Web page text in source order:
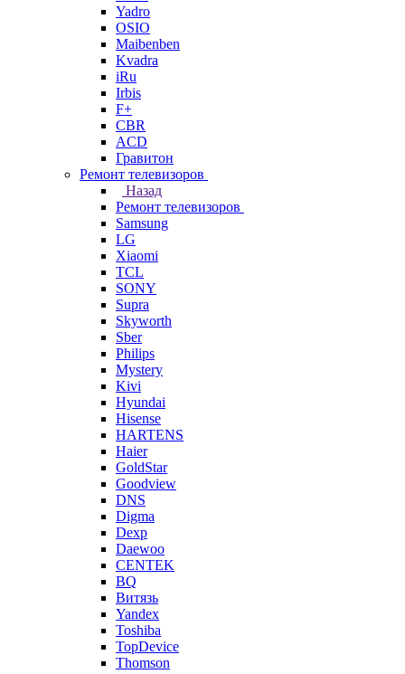
Yadro
OSIO
Maibenben
Kvadra
iRu
Irbis
F+
CBR
ACD
Гравитон
Ремонт телевизоров
Назад
Ремонт телевизоров
Samsung
LG
Xiaomi
TCL
SONY
Supra
Skyworth
Sber
Philips
Mystery
Kivi
Hyundai
Hisense
HARTENS
Haier
GoldStar
Goodview
DNS
Digma
Dexp
Daewoo
CENTEK
BQ
Витязь
Yandex
Toshiba
TopDevice
Thomson